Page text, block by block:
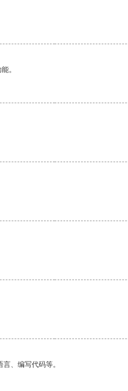
。
、编写代码等。